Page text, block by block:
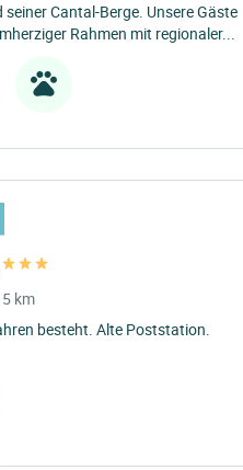
Cantal-Berge. Unsere Gäste
Rahmen mit regionaler...
km
besteht. Alte Poststation.